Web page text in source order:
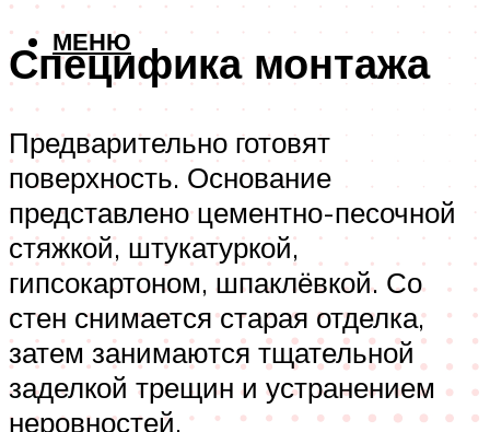
МЕНЮ
Специфика монтажа
Предварительно готовят
поверхность. Основание
представлено цементно-песочной
стяжкой, штукатуркой,
гипсокартоном, шпаклёвкой. Со
стен снимается старая отделка,
затем занимаются тщательной
заделкой трещин и устранением
неровностей.